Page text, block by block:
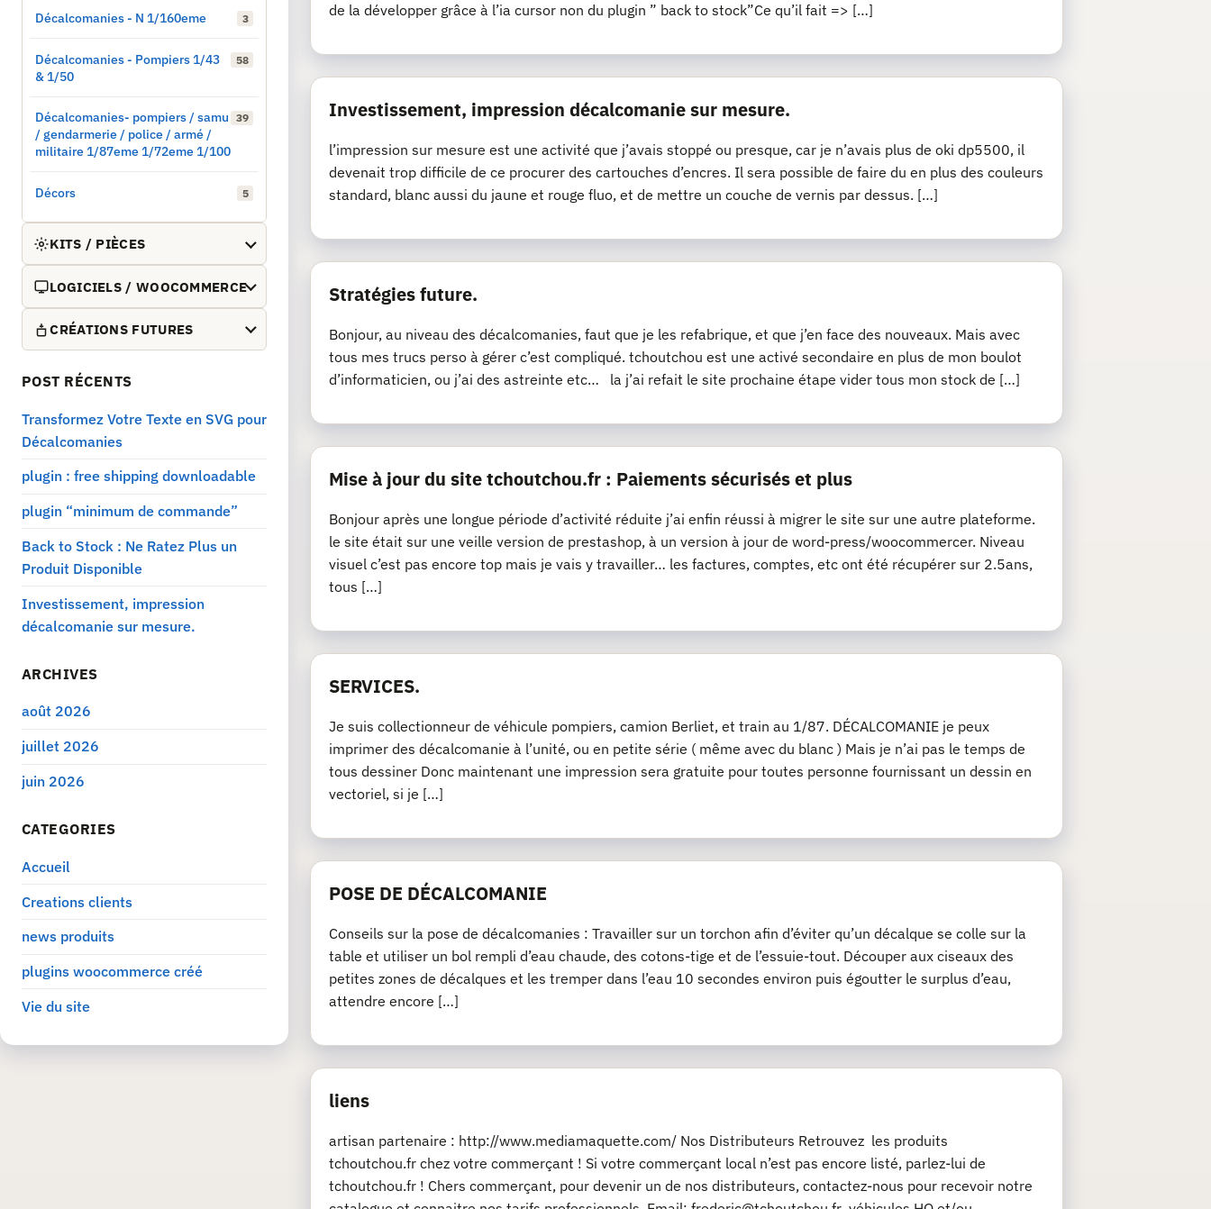
de la développer grâce à l’ia cursor non du plugin ” back to stock”Ce qu’il fait => […]
Investissement, impression décalcomanie sur mesure.
l’impression sur mesure est une activité que j’avais stoppé ou presque, car je n’avais plus de oki dp5500, il
devenait trop difficile de ce procurer des cartouches d’encres. Il sera possible de faire du en plus des couleurs
standard, blanc aussi du jaune et rouge fluo, et de mettre un couche de vernis par dessus. […]
Stratégies future.
Bonjour, au niveau des décalcomanies, faut que je les refabrique, et que j’en face des nouveaux. Mais avec
tous mes trucs perso à gérer c’est compliqué. tchoutchou est une activé secondaire en plus de mon boulot
d’informaticien, ou j’ai des astreinte etc… la j’ai refait le site prochaine étape vider tous mon stock de […]
Mise à jour du site tchoutchou.fr : Paiements sécurisés et plus
Bonjour après une longue période d’activité réduite j’ai enfin réussi à migrer le site sur une autre plateforme.
le site était sur une veille version de prestashop, à un version à jour de word-press/woocommercer. Niveau
visuel c’est pas encore top mais je vais y travailler… les factures, comptes, etc ont été récupérer sur 2.5ans,
tous […]
SERVICES.
Je suis collectionneur de véhicule pompiers, camion Berliet, et train au 1/87. DÉCALCOMANIE je peux
imprimer des décalcomanie à l’unité, ou en petite série ( même avec du blanc ) Mais je n’ai pas le temps de
tous dessiner Donc maintenant une impression sera gratuite pour toutes personne fournissant un dessin en
vectoriel, si je […]
POSE DE DÉCALCOMANIE
Conseils sur la pose de décalcomanies : Travailler sur un torchon afin d’éviter qu’un décalque se colle sur la
table et utiliser un bol rempli d’eau chaude, des cotons-tige et de l’essuie-tout. Découper aux ciseaux des
petites zones de décalques et les tremper dans l’eau 10 secondes environ puis égoutter le surplus d’eau,
attendre encore […]
liens
artisan partenaire : http://www.mediamaquette.com/ Nos Distributeurs Retrouvez les produits
tchoutchou.fr chez votre commerçant ! Si votre commerçant local n’est pas encore listé, parlez-lui de
tchoutchou.fr ! Chers commerçant, pour devenir un de nos distributeurs, contactez-nous pour recevoir notre
Décalcomanies - N 1/160eme 3
Décalcomanies - Pompiers 1/43
& 1/50
58
Décalcomanies- pompiers / samu
/ gendarmerie / police / armé /
militaire 1/87eme 1/72eme 1/100
39
Décors 5
KITS / PIÈCES
LOGICIELS / WOOCOMMERCE
CRÉATIONS FUTURES
POST RÉCENTS
Transformez Votre Texte en SVG pour
Décalcomanies
plugin : free shipping downloadable
plugin “minimum de commande”
Back to Stock : Ne Ratez Plus un
Produit Disponible
Investissement, impression
décalcomanie sur mesure.
ARCHIVES
août 2026
juillet 2026
juin 2026
CATEGORIES
Accueil
Creations clients
news produits
plugins woocommerce créé
Vie du site